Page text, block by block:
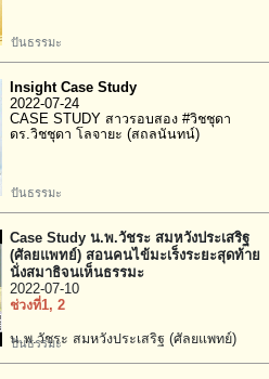
ปันธรรมะ
Insight Case Study
2022-07-24
CASE STUDY สาวรอบสอง #วิชชุดา
ดร.วิชชุดา โลจายะ (สถลนันทน์)
ปันธรรมะ
Case Study น.พ.วัชระ สมหวังประเสริฐ
(ศัลยแพทย์) สอนคนไข้มะเร็งระยะสุดท้าย
นั่งสมาธิจนเห็นธรรมะ
2022-07-10
ช่วงที่1, 2
น.พ.วัชระ สมหวังประเสริฐ (ศัลยแพทย์)
ปันธรรมะ